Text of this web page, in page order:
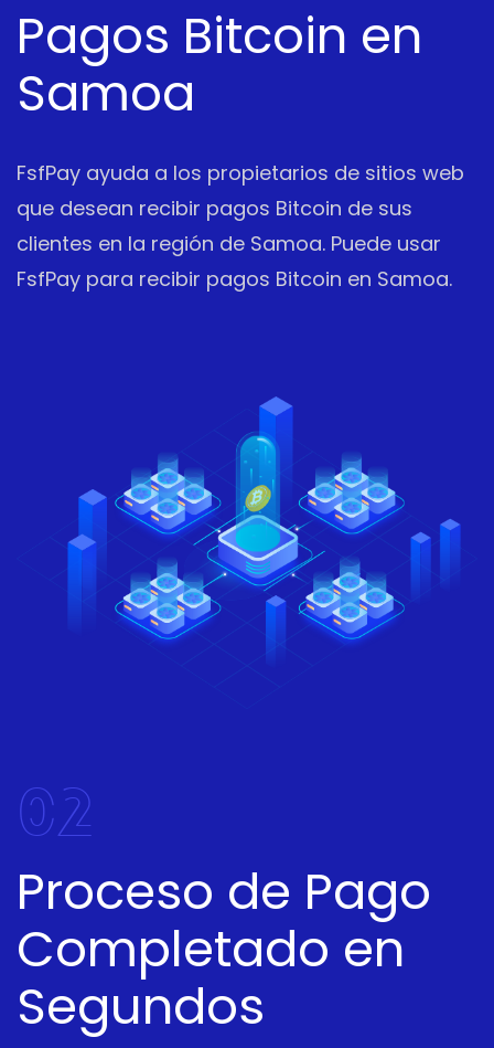
Pagos Bitcoin en
Samoa
FsfPay ayuda a los propietarios de sitios web
que desean recibir pagos Bitcoin de sus
clientes en la región de Samoa. Puede usar
FsfPay para recibir pagos Bitcoin en Samoa.
02
Proceso de Pago
Completado en
Segundos